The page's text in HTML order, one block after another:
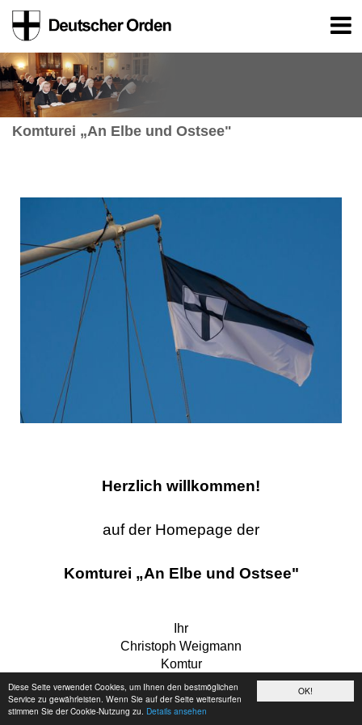
OK!
Diese Seite verwendet Cookies, um Ihnen den bestmöglichen
Service zu gewährleisten. Wenn Sie auf der Seite weitersurfen
stimmen Sie der Cookie-Nutzung zu. Details ansehen
Komturei „An Elbe und Ostsee"
Herzlich willkommen!
auf der Homepage der
Komturei „An Elbe und Ostsee"
Ihr
Christoph Weigmann
Komtur